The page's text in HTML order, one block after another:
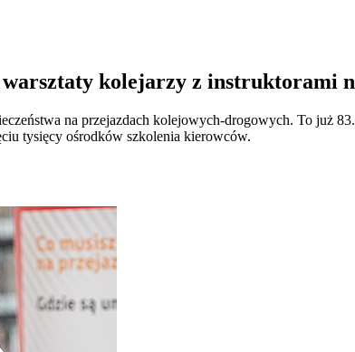
kolejarzy z instruktorami
na przejazdach kolejowych-drogowych. To już
tysięcy ośrodków szkolenia kierowców.